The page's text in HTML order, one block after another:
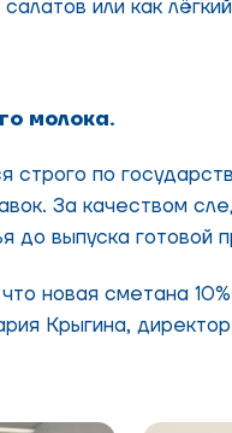
или как
молока.
строго по
За качеством
до выпуска готовой
новая сметана
Крыгина,